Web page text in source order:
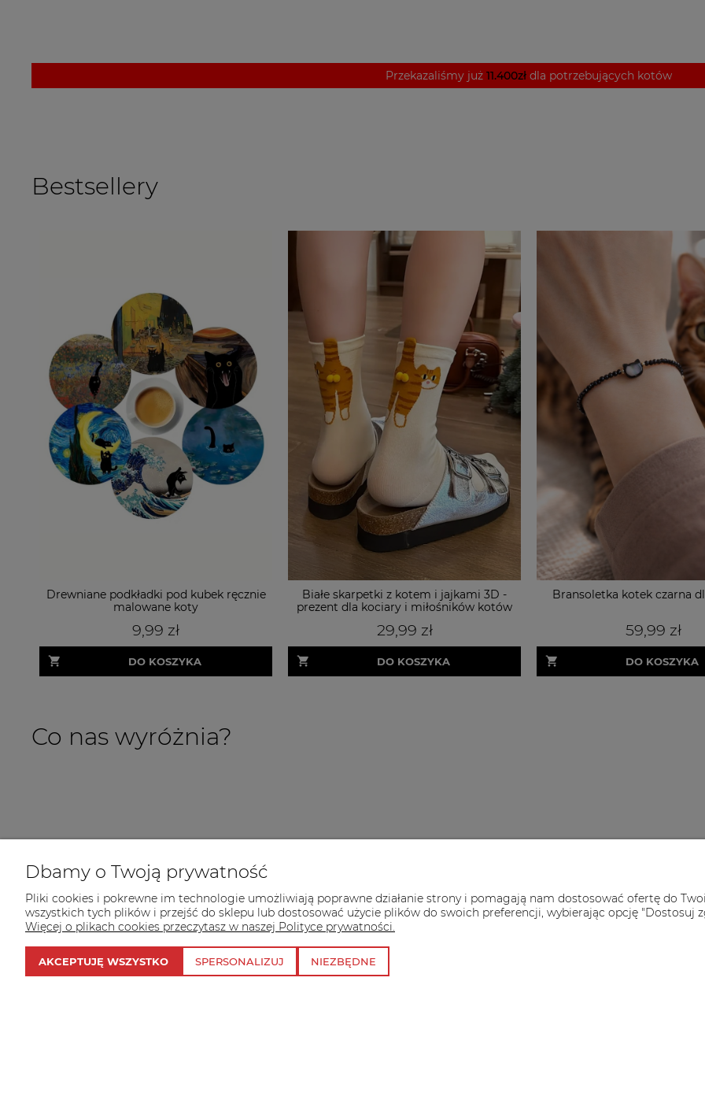
Przekazaliśmy już 11.400zł dla potrzebujących kotów
Bestsellery
Drewniane podkładki pod kubek ręcznie
malowane koty
9,99 zł
DO KOSZYKA
Białe skarpetki z kotem i jajkami 3D -
prezent dla kociary i miłośników kotów
29,99 zł
DO KOSZYKA
Bransoletka kotek czarna
59,99 zł
DO KOSZYKA
Co nas wyróżnia?
Jak pomagamy kotom?
Opinie
O nas
Blog
Regulamin
Reklamacje i zwroty
Płatności i dostawa
Dbamy o Twoją prywatność
Pliki cookies i pokrewne im technologie umożliwiają poprawne działanie strony i pomagają nam dostosować ofertę do
wszystkich tych plików i przejść do sklepu lub dostosować użycie plików do swoich preferencji, wybierając opcję "Dostosuj
Więcej o plikach cookies przeczytasz w naszej Polityce prywatności.
NIEZBĘDNE
SPERSONALIZUJ
AKCEPTUJĘ WSZYSTKO